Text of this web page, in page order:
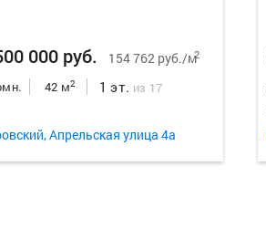
000 руб. 154 762 руб./м2
42 м2 1 эт. из 17
Апрельская улица 4а